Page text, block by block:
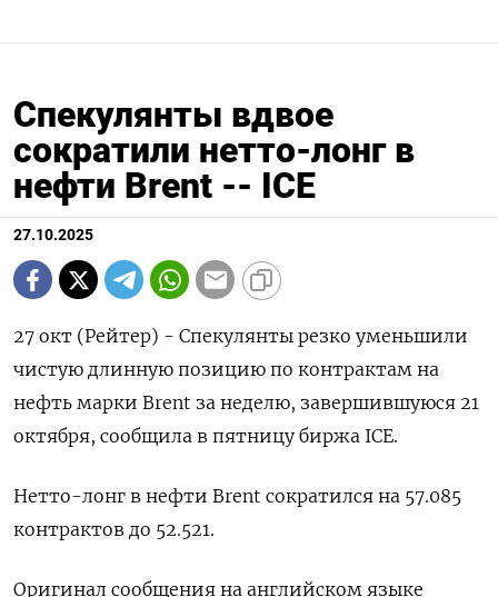
Спекулянты вдвое
сократили нетто-лонг в
нефти Brent -- ICE
27.10.2025
27 окт (Рейтер) - Спекулянты резко уменьшили
чистую длинную позицию по контрактам на
нефть марки Brent за неделю, завершившуюся 21
октября, сообщила в пятницу биржа ICE.
Нетто-лонг в нефти Brent сократился на 57.085
контрактов до 52.521.
Оригинал сообщения на английском языке